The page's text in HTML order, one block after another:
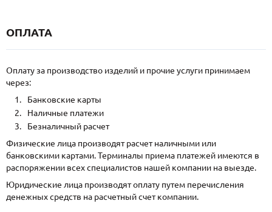
ОПЛАТА
Оплату за производство изделий и прочие услуги принимаем
через:
Банковские карты
Наличные платежи
Безналичный расчет
Физические лица производят расчет наличными или
банковскими картами. Терминалы приема платежей имеются в
распоряжении всех специалистов нашей компании на выезде.
Юридические лица производят оплату путем перечисления
денежных средств на расчетный счет компании.